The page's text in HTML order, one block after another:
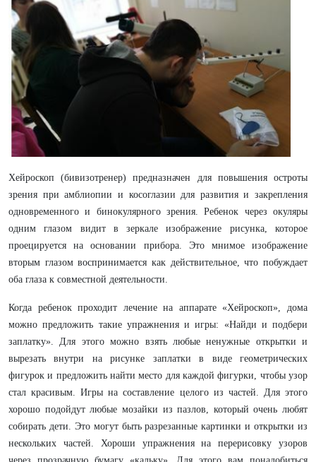
Хейроскоп (бивизотренер) предназначен для повышения остроты
зрения при амблиопии и косоглазии для развития и закрепления
одновременного и бинокулярного зрения. Ребенок через окуляры
одним глазом видит в зеркале изображение рисунка, которое
проецируется на основании прибора. Это мнимое изображение
вторым глазом воспринимается как действительное, что побуждает
оба глаза к совместной деятельности.
Когда ребенок проходит лечение на аппарате «Хейроскоп», дома
можно предложить такие упражнения и игры: «Найди и подбери
заплатку». Для этого можно взять любые ненужные открытки и
вырезать внутри на рисунке заплатки в виде геометрических
фигурок и предложить найти место для каждой фигурки, чтобы узор
стал красивым. Игры на составление целого из частей. Для этого
хорошо подойдут любые мозайки из пазлов, который очень любят
собирать дети. Это могут быть разрезанные картинки и открытки из
нескольких частей. Хороши упражнения на перерисовку узоров